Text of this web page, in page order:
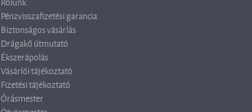
Pénzvisszafizetési garancia
Biztonságos vásárlás
Drágakő útmutató
Ékszerápolás
Vásárlói tájékoztató
Fizetési tájékoztató
Órásmester